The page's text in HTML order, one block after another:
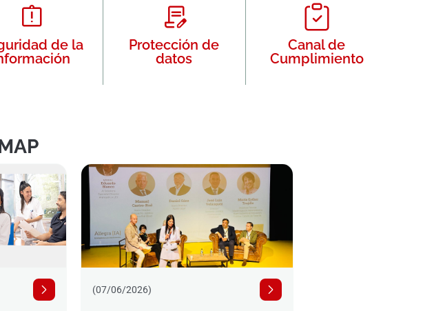
de la
Protección de
datos
Canal de
Cumplimiento
(07/06/2026)